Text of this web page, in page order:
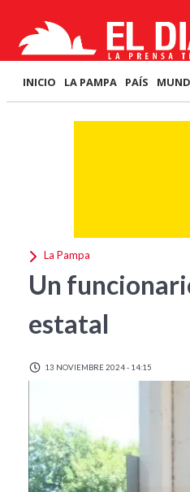
INICIO LA PAMPA PAÍS
La Pampa
Un
estatal
13 NOVIEMBRE 2024 - 14:15